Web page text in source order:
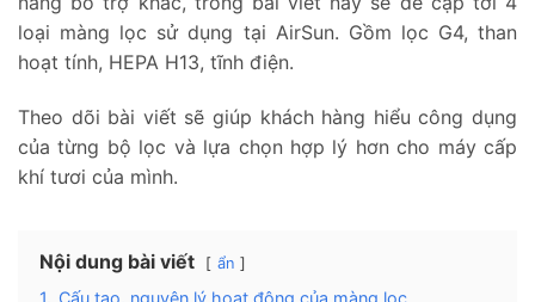
loại màng lọc sử dụng tại AirSun. Gồm lọc G4, than
hoạt tính, HEPA H13, tĩnh điện.
Theo dõi bài viết sẽ giúp khách hàng hiểu công dụng
của từng bộ lọc và lựa chọn hợp lý hơn cho máy cấp
khí tươi của mình.
Nội dung bài viết ẩn
1. Cấu tạo, nguyên lý hoạt động của màng lọc